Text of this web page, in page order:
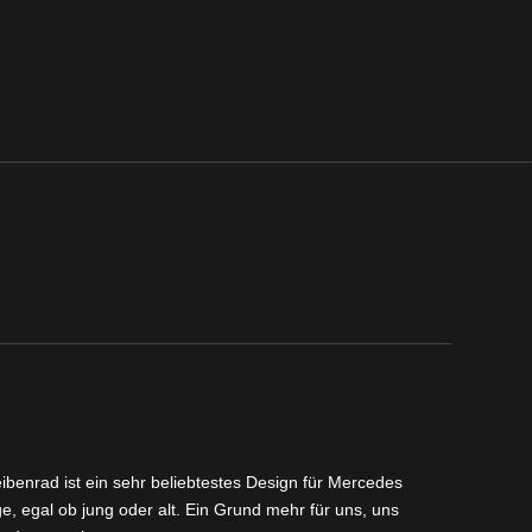
ist ein sehr beliebtestes Design für Mercedes
egal ob jung oder alt. Ein Grund mehr für uns, uns